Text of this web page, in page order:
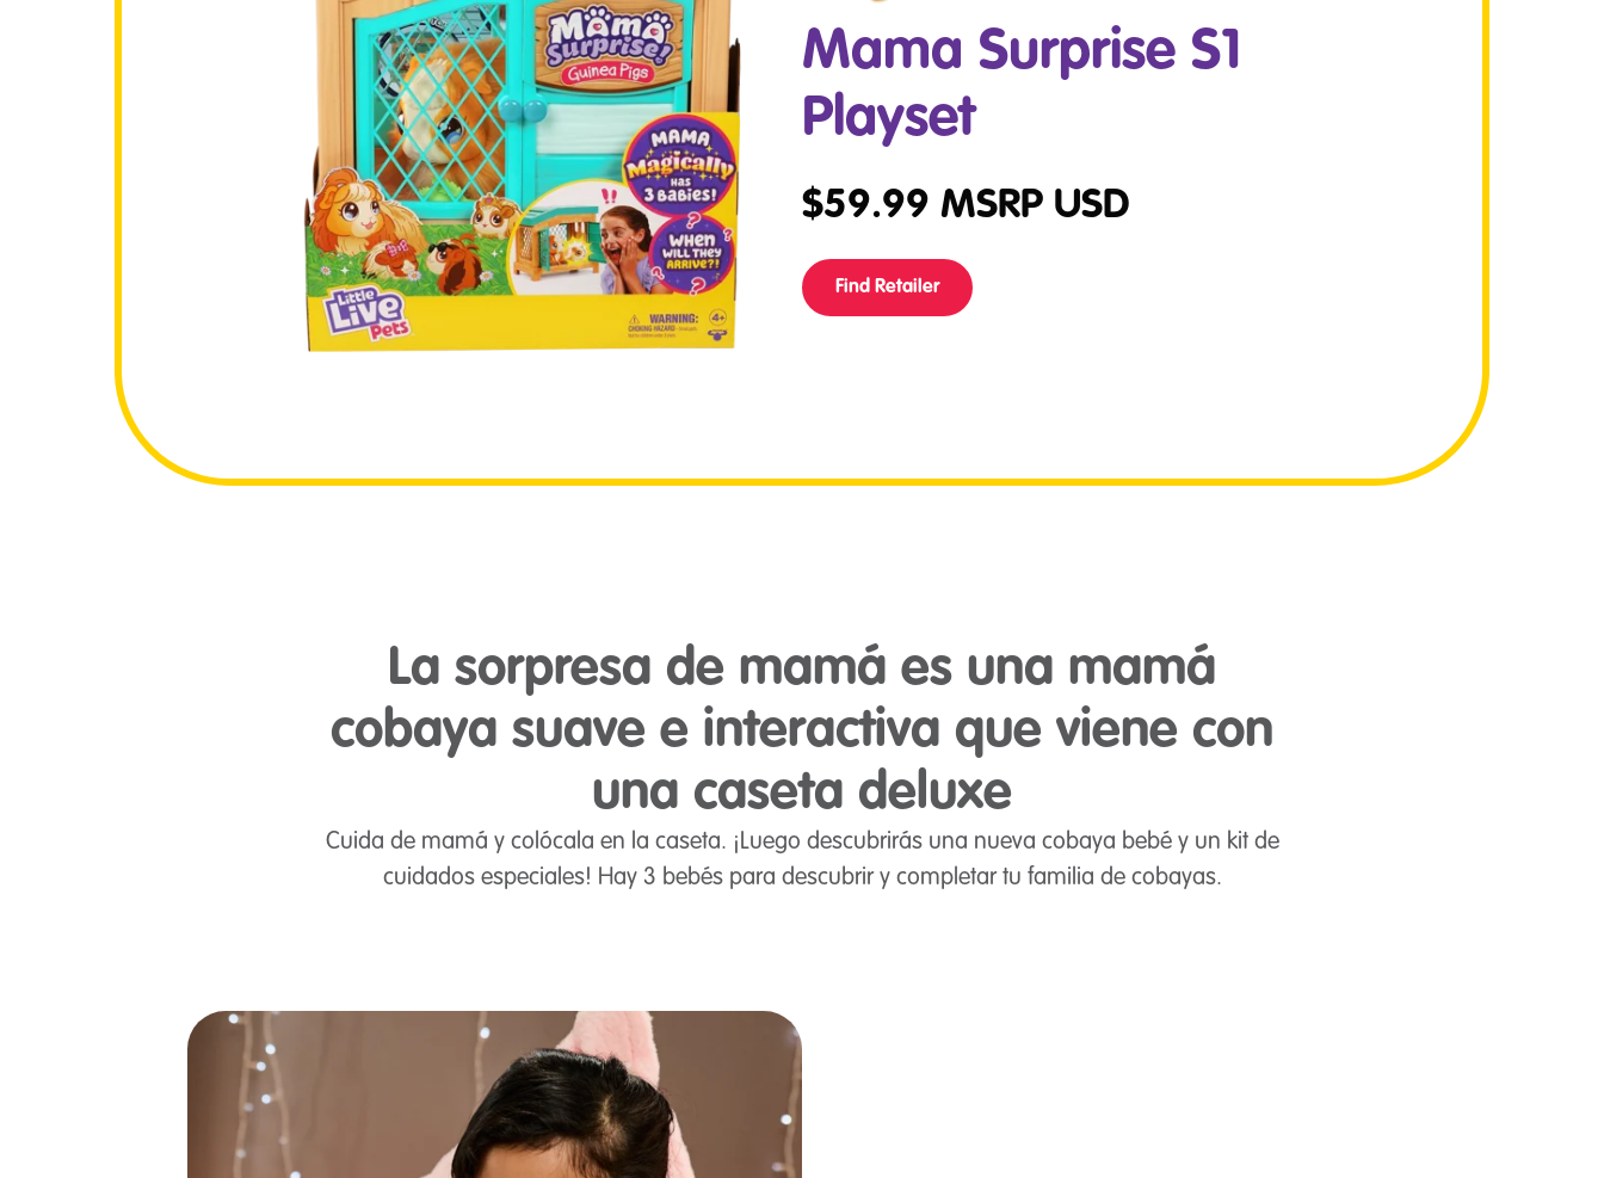
Mama Surprise S1
Playset
$59.99 MSRP USD
Find Retailer
La sorpresa de mamá es una mamá
cobaya suave e interactiva que viene con
una caseta deluxe
Cuida de mamá y colócala en la caseta. ¡Luego descubrirás una nueva cobaya bebé y un kit de
cuidados especiales! Hay 3 bebés para descubrir y completar tu familia de cobayas.